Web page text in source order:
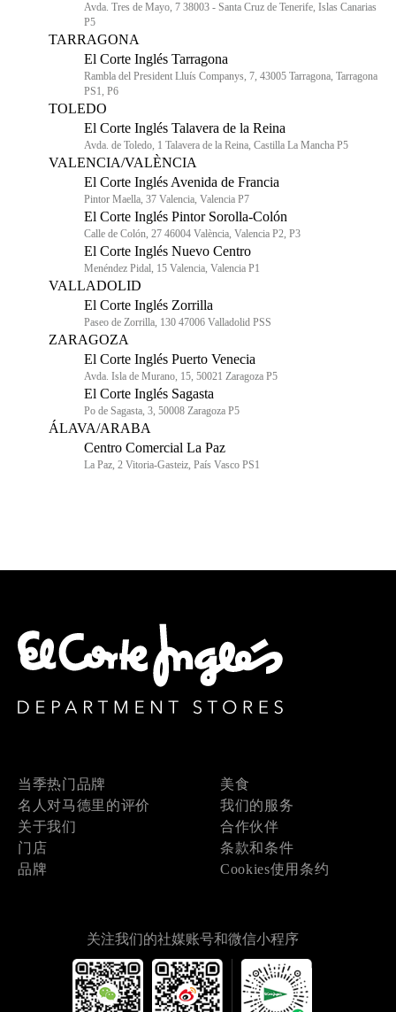
Avda. Tres de Mayo, 7 38003 - Santa Cruz de Tenerife, Islas Canarias
P5
TARRAGONA
El Corte Inglés Tarragona
Rambla del President Lluís Companys, 7, 43005 Tarragona, Tarragona
PS1, P6
TOLEDO
El Corte Inglés Talavera de la Reina
Avda. de Toledo, 1 Talavera de la Reina, Castilla La Mancha P5
VALENCIA/VALÈNCIA
El Corte Inglés Avenida de Francia
Pintor Maella, 37 Valencia, Valencia P7
El Corte Inglés Pintor Sorolla-Colón
Calle de Colón, 27 46004 València, Valencia P2, P3
El Corte Inglés Nuevo Centro
Menéndez Pidal, 15 Valencia, Valencia P1
VALLADOLID
El Corte Inglés Zorrilla
Paseo de Zorrilla, 130 47006 Valladolid PSS
ZARAGOZA
El Corte Inglés Puerto Venecia
Avda. Isla de Murano, 15, 50021 Zaragoza P5
El Corte Inglés Sagasta
Po de Sagasta, 3, 50008 Zaragoza P5
ÁLAVA/ARABA
Centro Comercial La Paz
La Paz, 2 Vitoria-Gasteiz, País Vasco PS1
当季热门品牌
名人对马德里的评价
关于我们
门店
品牌
美食
我们的服务
合作伙伴
条款和条件
Cookies使用条约
关注我们的社媒账号和微信小程序